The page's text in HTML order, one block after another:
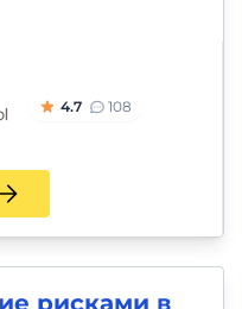
4.7 108
рисками в